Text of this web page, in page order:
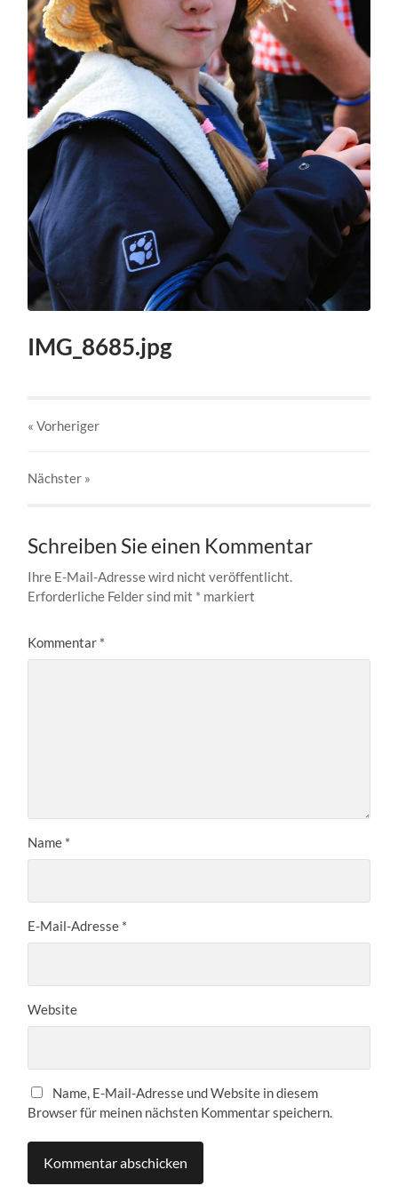
IMG_8685.jpg
« Vorheriger
Nächster »
Schreiben Sie einen Kommentar
Ihre E-Mail-Adresse wird nicht veröffentlicht.
Erforderliche Felder sind mit * markiert
Kommentar *
Name *
E-Mail-Adresse *
Website
Name, E-Mail-Adresse und Website in diesem
Browser für meinen nächsten Kommentar speichern.